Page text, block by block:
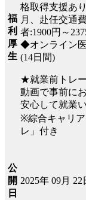
福
利
厚
生
格取得支援あ
月、赴任交通
者:1900円～
◆オンライン
(14日間)
★就業前トレ
動画で事前に
安心して就業
※綜合キャリア
レ」付き
公
開
日
2025年 09月 22